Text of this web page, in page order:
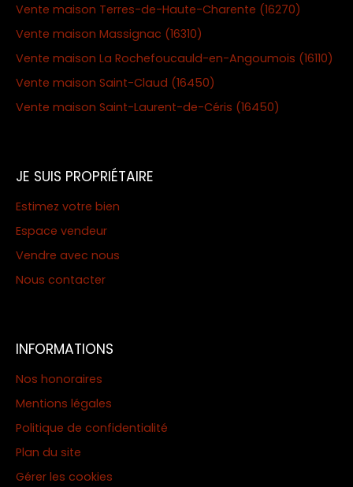
Vente maison Terres-de-Haute-Charente (16270)
Vente maison Massignac (16310)
Vente maison La Rochefoucauld-en-Angoumois (16110)
Vente maison Saint-Claud (16450)
Vente maison Saint-Laurent-de-Céris (16450)
JE SUIS PROPRIÉTAIRE
Estimez votre bien
Espace vendeur
Vendre avec nous
Nous contacter
INFORMATIONS
Nos honoraires
Mentions légales
Politique de confidentialité
Plan du site
Gérer les cookies